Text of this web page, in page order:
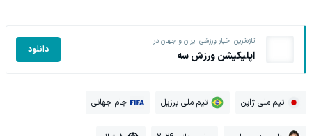
تازه‌ترین اخبار ورزشی ایران و جهان در
اپلیکیشن ورزش سه دانلود
تیم ملی ژاپن تیم ملی برزیل جام جهانی